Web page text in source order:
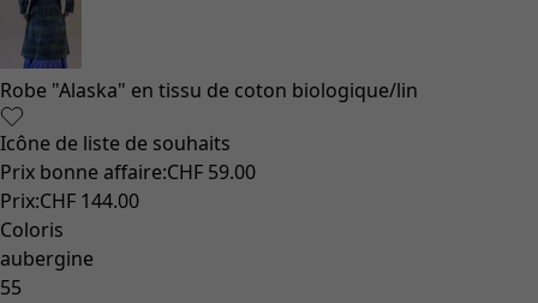
Robe "Alaska" en tissu de coton biologique/lin
Icône de liste de souhaits
Prix bonne affaire:CHF 59.00
Prix:CHF 144.00
Coloris
aubergine
55